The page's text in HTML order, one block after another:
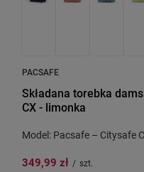
PACSAFE
Składana torebka
CX - limonka
Model: Pacsafe – Citysafe
349,99 zł / szt.